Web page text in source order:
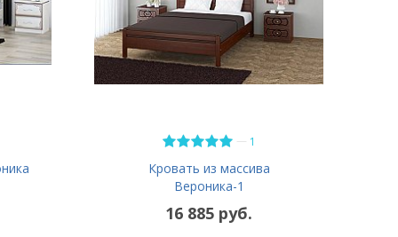
— 1
Кровать из массива
Вероника-1
16 885 руб.